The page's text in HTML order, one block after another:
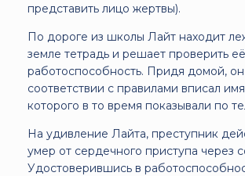
представить лицо жертвы).
По дороге из школы Лайт находит
земле тетрадь и решает проверить её
работоспособность. Придя домой, он
соответствии с правилами вписал
которого в то время показывали по
На удивление Лайта, преступник
умер от сердечного приступа через
Удостоверившись в